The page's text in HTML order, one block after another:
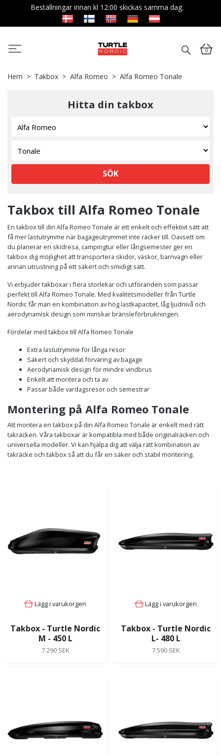
Beställningar innan kl 12:00 skickas samma dag.
0
Hem Takbox Alfa Romeo Alfa Romeo Tonale
Hitta din takbox
SÖK
Takbox till Alfa Romeo Tonale
En takbox till din Alfa Romeo Tonale är ett enkelt och effektivt sätt att
få mer lastutrymme när bagageutrymmet inte räcker till. Oavsett om
du planerar en skidresa, campingtur eller långsemester ger en
takbox dig möjlighet att transportera skidor, väskor, barnvagn eller
annan utrustning på ett säkert och smidigt sätt.
Vi erbjuder takboxar i flera storlekar och utföranden som passar
perfekt till Alfa Romeo Tonale. Med kvalitetsmodeller från Turtle
Nordic får man en kombination av hög lastkapacitet, låg ljudnivå och
aerodynamisk design som minskar bränsleförbrukningen.
Fördelar med takbox till Alfa Romeo Tonale
Extra lastutrymme för långa resor
Säkert och skyddat förvaring av bagage
Aerodynamisk design för mindre vindbrus
Enkelt att montera och ta av
Passar både vardagsresor och semestrar
Montering på Alfa Romeo Tonale
Att montera en takbox på din Alfa Romeo Tonale är enkelt med rätt
takräcken. Våra takboxar är kompatibla med både originalräcken och
universella modeller. Vi kan hjälpa dig att välja rätt kombination av
takräcke och takbox så att du får en säker och stabil montering.
Lägg i varukorgen
Takbox - Turtle Nordic
M - 450 L
7 290 SEK
Lägg i varukorgen
Takbox - Turtle Nordic
L- 480 L
7 590 SEK